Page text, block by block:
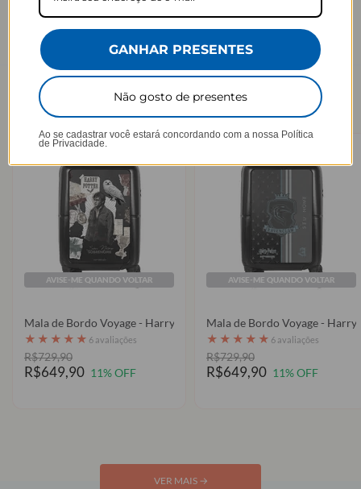
Mala de Bordo Voyage - Warner + MIMO
AVISE-ME QUANDO VOLTAR
Mala de Bordo Voyage - Harry Potter - Colagem
★ ★ ★ ★ ★ 6 avaliações
R$729,90
R$649,90 11% OFF
AVISE-ME QUANDO VOLTAR
Mala de
★ ★ ★ ★ ★ 6 avaliações
R$729,90
R$649,90 11% OFF
VER MAIS →
GANHAR PRESENTES
Não gosto de presentes
Ao se cadastrar você estará concordando com a nossa Política
de Privacidade.